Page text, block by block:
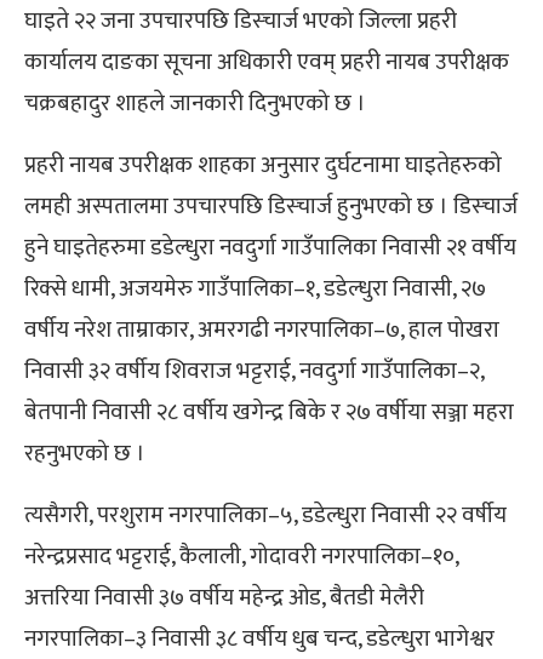
घाइते २२ जना उपचारपछि डिस्चार्ज भएको जिल्ला प्रहरी
कार्यालय दाङका सूचना अधिकारी एवम् प्रहरी नायब उपरीक्षक
चक्रबहादुर शाहले जानकारी दिनुभएको छ ।
प्रहरी नायब उपरीक्षक शाहका अनुसार दुर्घटनामा घाइतेहरुको
लमही अस्पतालमा उपचारपछि डिस्चार्ज हुनुभएको छ । डिस्चार्ज
हुने घाइतेहरुमा डडेल्धुरा नवदुर्गा गाउँपालिका निवासी २१ वर्षीय
रिक्से धामी, अजयमेरु गाउँपालिका–१, डडेल्धुरा निवासी, २७
वर्षीय नरेश ताम्राकार, अमरगढी नगरपालिका–७, हाल पोखरा
निवासी ३२ वर्षीय शिवराज भट्टराई, नवदुर्गा गाउँपालिका–२,
बेतपानी निवासी २८ वर्षीय खगेन्द्र बिके र २७ वर्षीया सञ्जा महरा
रहनुभएको छ ।
त्यसैगरी, परशुराम नगरपालिका–५, डडेल्धुरा निवासी २२ वर्षीय
नरेन्द्रप्रसाद भट्टराई, कैलाली, गोदावरी नगरपालिका–१०,
अत्तरिया निवासी ३७ वर्षीय महेन्द्र ओड, बैतडी मेलैरी
नगरपालिका–३ निवासी ३८ वर्षीय धुब चन्द, डडेल्धुरा भागेश्वर